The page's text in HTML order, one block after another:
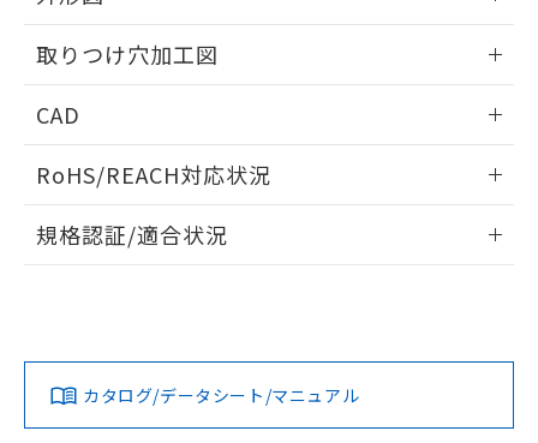
取りつけ穴加工図
CAD
ドすることができます。
ログイン/会員登録
ダウンロードデータをご利用いただく前に、以下を必ずお読
みください。
ソフトウェアの使用条件
RoHS/REACH対応状況
EU RoHS 注意事項・凡例
対応済み
規格認証/適合状況
カタログ/データシート/マニュアル
※当社の共同利用者とは、
の共同利用に関して"
の「1.共同利
EU RoHS指令（10物質）の非含有証明書
ものではありません。
また、RoHS指令のフタル酸エステル類４
物質の対応では、対応完了までの期間は出
荷製品に未対応品が混在することから備考
欄に対応日を記載しておりました。